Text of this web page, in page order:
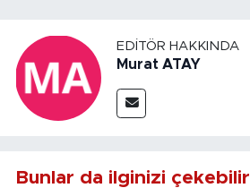
EDITÖR HAKKINDA
Murat ATAY
Bunlar da ilginizi çekebilir